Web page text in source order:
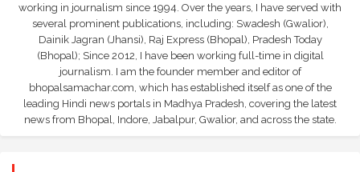
working in journalism since 1994. Over the years, I have served with
several prominent publications, including: Swadesh (Gwalior),
Dainik Jagran (Jhansi), Raj Express (Bhopal), Pradesh Today
(Bhopal); Since 2012, I have been working full-time in digital
journalism. I am the founder member and editor of
bhopalsamachar.com, which has established itself as one of the
leading Hindi news portals in Madhya Pradesh, covering the latest
news from Bhopal, Indore, Jabalpur, Gwalior, and across the state.